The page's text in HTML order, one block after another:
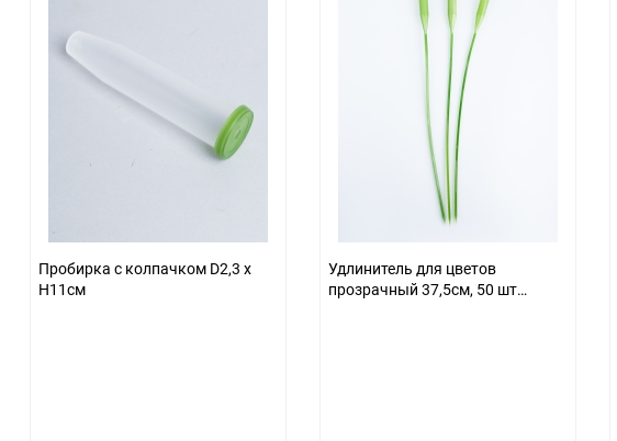
Пробирка c колпачком D2,3 х
H11см
Удлинитель для цветов
прозрачный 37,5см, 50 шт